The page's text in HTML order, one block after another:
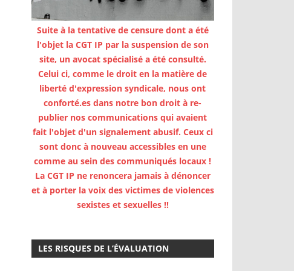
Suite à la tentative de censure dont a été
l'objet la CGT IP par la suspension de son
site, un avocat spécialisé a été consulté.
Celui ci, comme le droit en la matière de
liberté d'expression syndicale, nous ont
conforté.es dans notre bon droit à re-
publier nos communications qui avaient
fait l'objet d'un signalement abusif. Ceux ci
sont donc à nouveau accessibles en une
comme au sein des communiqués locaux !
La CGT IP ne renoncera jamais à dénoncer
et à porter la voix des victimes de violences
sexistes et sexuelles !!
LES RISQUES DE L’ÉVALUATION